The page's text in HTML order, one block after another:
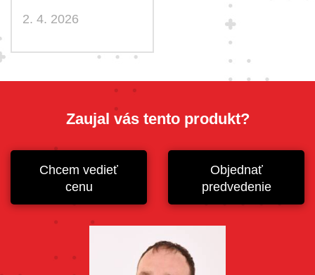
2. 4. 2026
Zaujal vás tento produkt?
Chcem vedieť
cenu
Objednať
predvedenie